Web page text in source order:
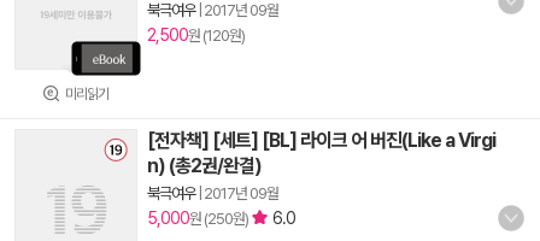
미리읽기
북극여우| 2017년 09월
2,500원 (120원)
[전자책] [세트] [BL] 라이크 어 버진(Like a Virgi
n) (총2권/완결)
북극여우| 2017년 09월
5,000원 (250원) 6.0